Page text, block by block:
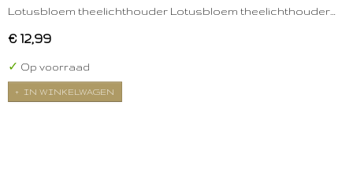
Lotusbloem theelichthouder Lotusbloem theelichthouder…
€ 12,99
✓ Op voorraad
IN WINKELWAGEN